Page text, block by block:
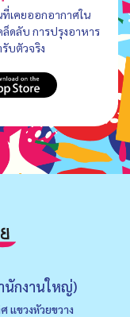
ที่เคยออกอากาศใน
ดลับ การปรุงอาหาร
บตัวจริง
นักงานใหญ่)
แขวงหัวยขวาง